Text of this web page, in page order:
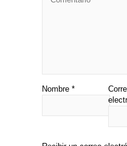
Nombre *